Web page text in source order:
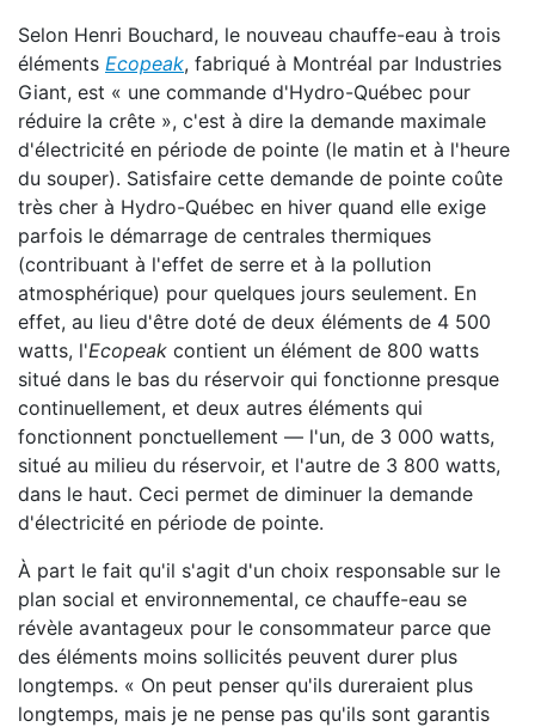
Selon Henri Bouchard, le nouveau chauffe-eau à trois
éléments Ecopeak, fabriqué à Montréal par Industries
Giant, est « une commande d'Hydro-Québec pour
réduire la crête », c'est à dire la demande maximale
d'électricité en période de pointe (le matin et à l'heure
du souper). Satisfaire cette demande de pointe coûte
très cher à Hydro-Québec en hiver quand elle exige
parfois le démarrage de centrales thermiques
(contribuant à l'effet de serre et à la pollution
atmosphérique) pour quelques jours seulement. En
effet, au lieu d'être doté de deux éléments de 4 500
watts, l'Ecopeak contient un élément de 800 watts
situé dans le bas du réservoir qui fonctionne presque
continuellement, et deux autres éléments qui
fonctionnent ponctuellement — l'un, de 3 000 watts,
situé au milieu du réservoir, et l'autre de 3 800 watts,
dans le haut. Ceci permet de diminuer la demande
d'électricité en période de pointe.
À part le fait qu'il s'agit d'un choix responsable sur le
plan social et environnemental, ce chauffe-eau se
révèle avantageux pour le consommateur parce que
des éléments moins sollicités peuvent durer plus
longtemps. « On peut penser qu'ils dureraient plus
longtemps, mais je ne pense pas qu'ils sont garantis